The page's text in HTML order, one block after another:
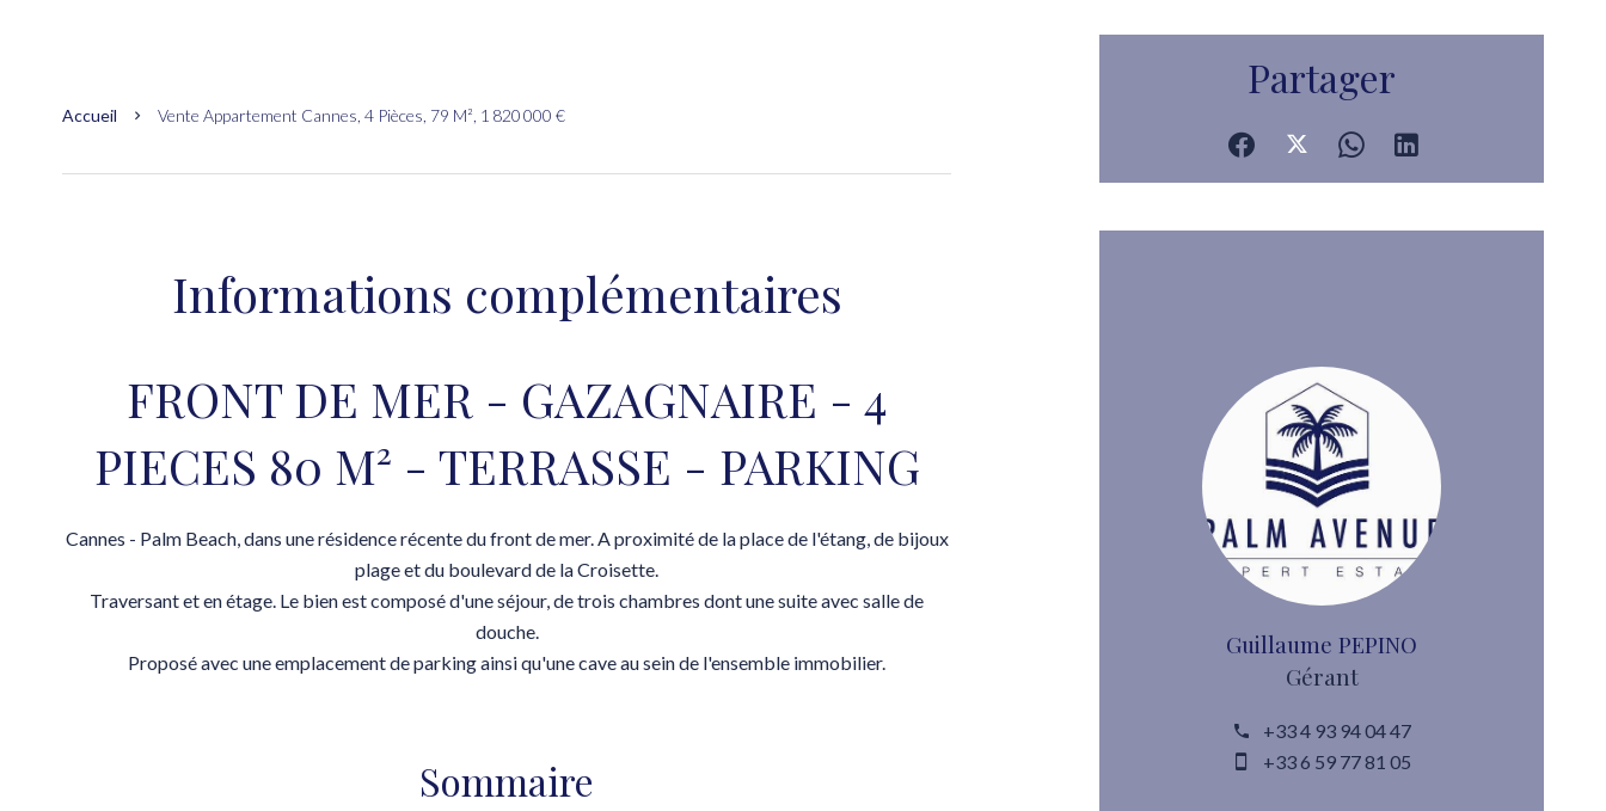
Accueil Vente Appartement Cannes, 4 Pièces, 79 M², 1 820 000 €
Informations complémentaires
FRONT DE MER - GAZAGNAIRE - 4
PIECES 80 M² - TERRASSE - PARKING
Cannes - Palm Beach, dans une résidence récente du front de mer. A proximité de la place de l'étang, de bijoux
plage et du boulevard de la Croisette.
Traversant et en étage. Le bien est composé d'une séjour, de trois chambres dont une suite avec salle de
douche.
Proposé avec une emplacement de parking ainsi qu'une cave au sein de l'ensemble immobilier.
Sommaire
Partager
Guillaume PEPINO
Gérant
+33 4 93 94 04 47
+33 6 59 77 81 05